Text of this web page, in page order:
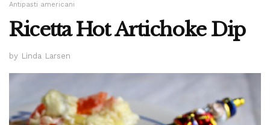
Antipasti americani
Ricetta Hot Artichoke Dip
by Linda Larsen